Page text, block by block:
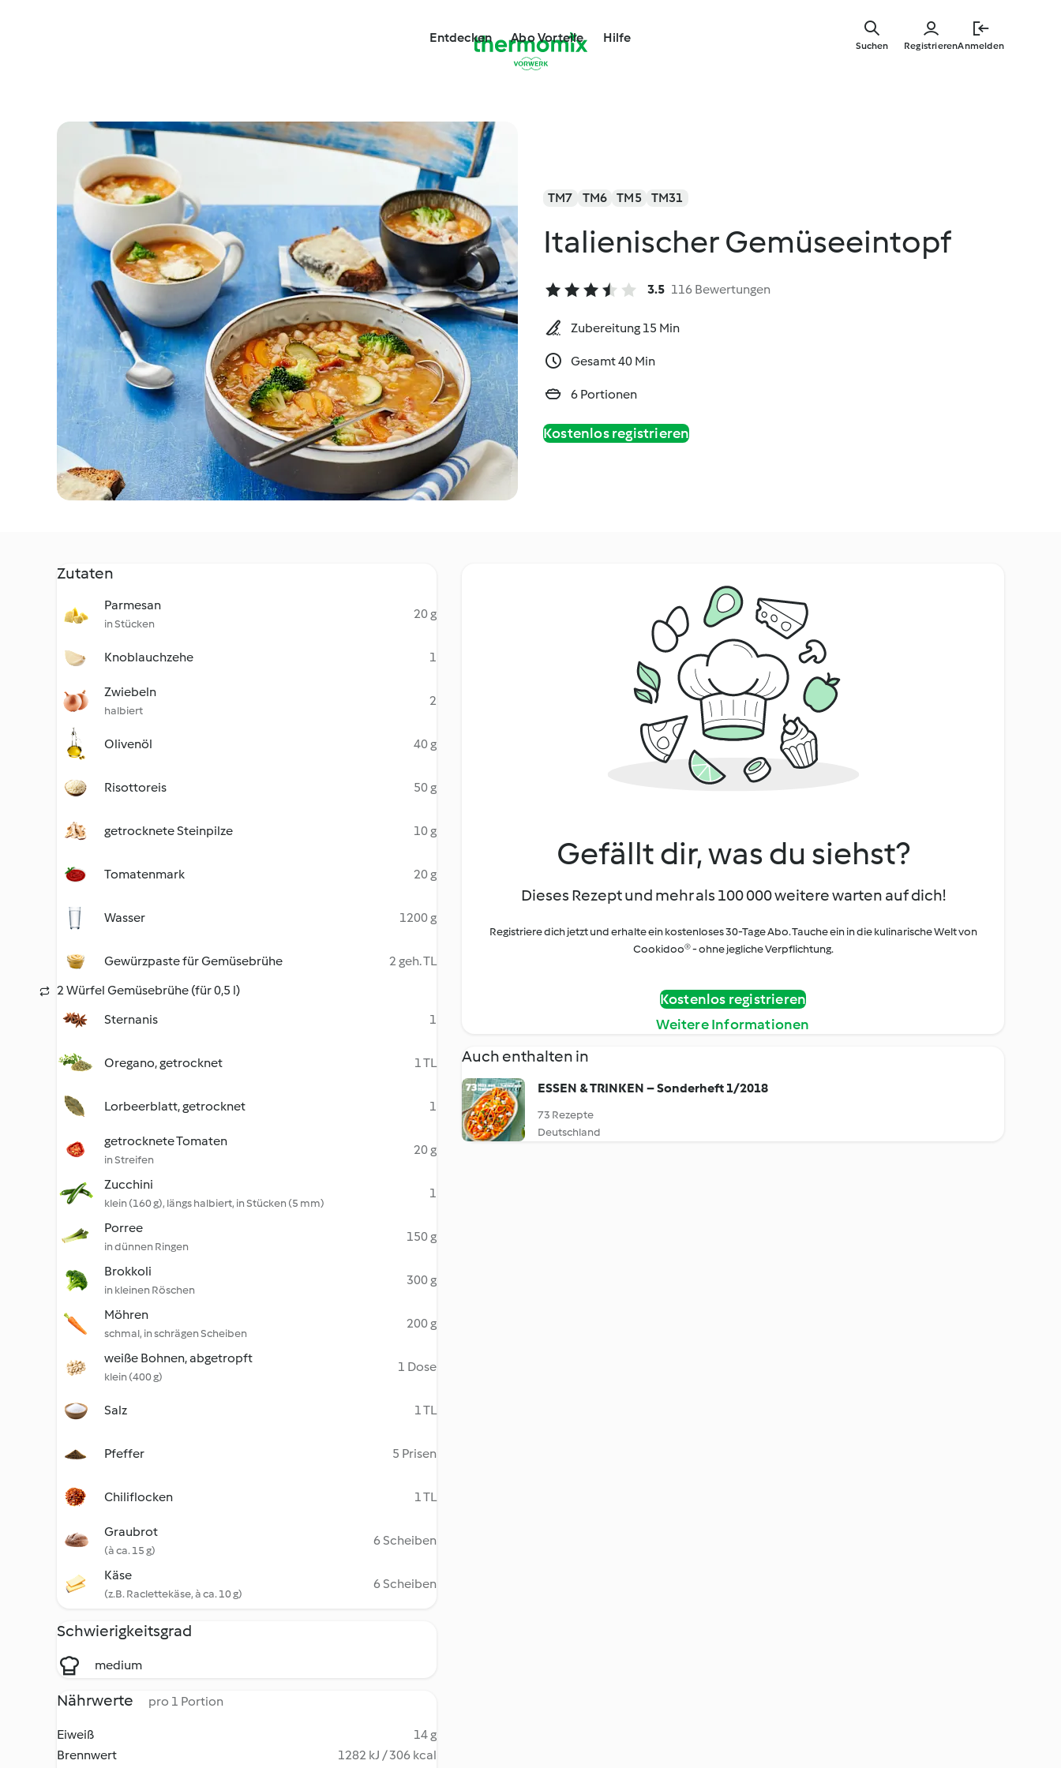
Entdecken Abo Vorteile Hilfe
RegistrierenAnmelden
Suchen
TM7 TM6 TM5 TM31
Italienischer Gemüseeintopf
3.5 116 Bewertungen
Zubereitung 15 Min
Gesamt 40 Min
6 Portionen
Kostenlos registrieren
Zutaten
Parmesan
in Stücken
20 g
Knoblauchzehe 1
Zwiebeln
halbiert
2
Olivenöl 40 g
Risottoreis 50 g
getrocknete Steinpilze 10 g
Tomatenmark 20 g
Wasser 1200 g
Gewürzpaste für Gemüsebrühe
2 geh. TL
2 Würfel Gemüsebrühe (für 0,5 l)
Sternanis
1
Oregano, getrocknet 1 TL
Lorbeerblatt, getrocknet 1
getrocknete Tomaten
in Streifen
20 g
Zucchini
klein (160 g), längs halbiert, in Stücken (5 mm)
1
Porree
in dünnen Ringen
150 g
Brokkoli
in kleinen Röschen
300 g
Möhren
schmal, in schrägen Scheiben
200 g
weiße Bohnen, abgetropft
klein (400 g)
1 Dose
Salz 1 TL
Pfeffer 5 Prisen
Chiliflocken 1 TL
Graubrot
(à ca. 15 g)
6 Scheiben
Käse
(z.B. Raclettekäse, à ca. 10 g)
6 Scheiben
Schwierigkeitsgrad
medium
Nährwerte pro 1 Portion
Eiweiß
14 g
Brennwert
1282 kJ / 306 kcal
Gefällt dir, was du siehst?
Dieses Rezept und mehr als 100 000 weitere warten auf dich!
Registriere dich jetzt und erhalte ein kostenloses 30-Tage Abo. Tauche ein in die kulinarische Welt von
Cookidoo® - ohne jegliche Verpflichtung.
Kostenlos registrieren
Weitere Informationen
Auch enthalten in
ESSEN & TRINKEN – Sonderheft 1/2018
73 Rezepte
Deutschland